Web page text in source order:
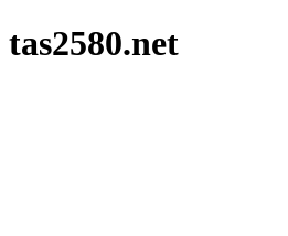
tas2580.net